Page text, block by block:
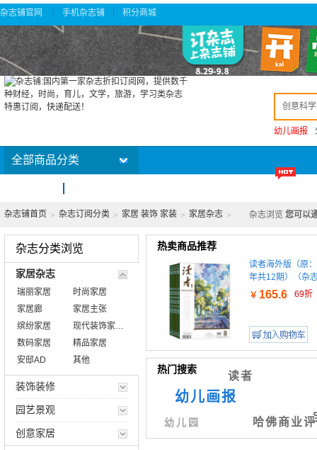
杂志铺官网 | 手机杂志铺 | 积分商城
幼儿画报
全部商品分类
杂志铺首页 > 杂志订阅分类 > 家居 装饰 家装 > 家居杂志 > 杂志浏览 您可以
杂志分类浏览
家居杂志
瑞丽家居
时尚家居
家居廊
家居主张
缤纷家居
现代装饰家居版
数码家居
精品家居
安邸AD
其他
装饰装修
园艺景观
创意家居
热卖商品推荐
读者海外版（原
年共12期）（杂
￥ 165.6 69折
热门搜索
读者
幼儿画报
幼儿园 哈佛商业